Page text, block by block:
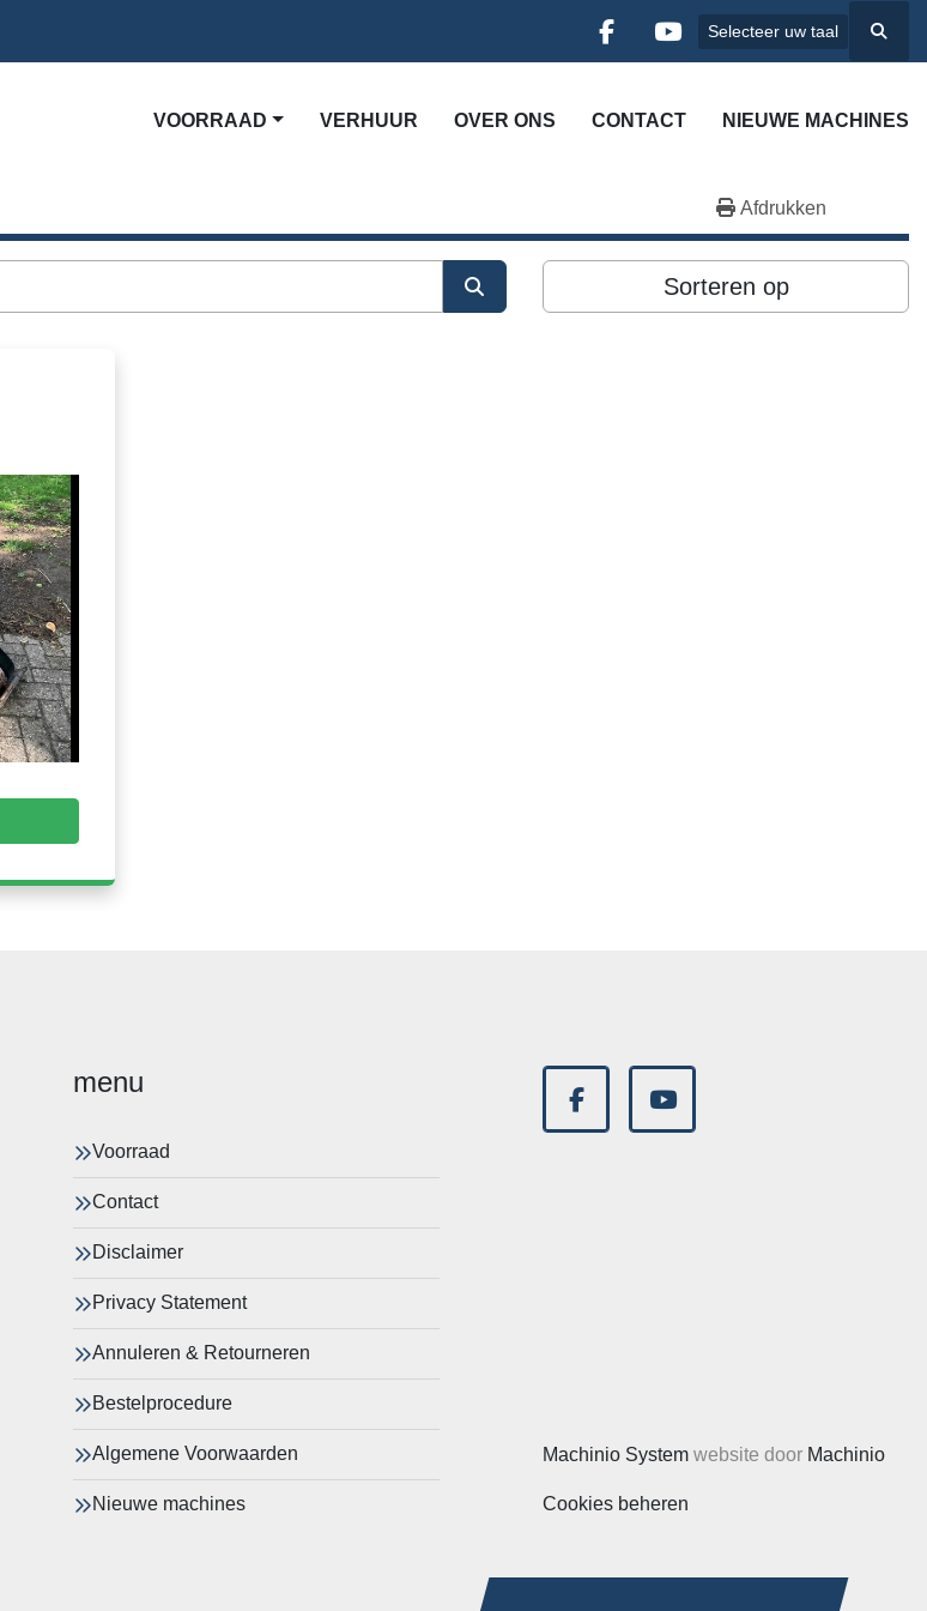
facebookyoutube
Selecteer uw taal
Zoek
VOORRAAD VERHUUR OVER ONS CONTACT NIEUWE MACHINES
Afdrukken
Sorteren op
menu
Voorraad
Contact
Disclaimer
Privacy Statement
Annuleren & Retourneren
Bestelprocedure
Algemene Voorwaarden
Nieuwe machines
facebookyoutube
Machinio System website door Machinio
Cookies beheren